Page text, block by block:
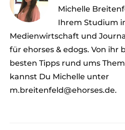
Michelle
Ihrem Studium
Medienwirtschaft und
für ehorses & edogs. Von ihr
besten Tipps rund ums
kannst Du Michelle unter
m.breitenfeld@ehorses.de.